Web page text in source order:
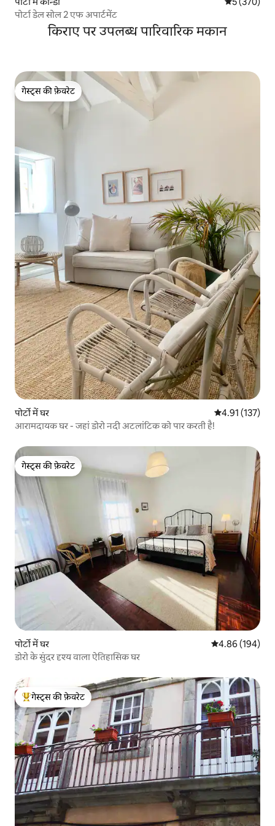
पोर्टा डेल सोल 2 एफ अपार्टमेंट
किराए पर उपलब्ध पारिवारिक मकान
गेस्ट्स की फ़ेवरेट
गेस्ट्स की फ़ेवरेट
पोर्टो में घर औसत रेटिंग 5 में से
4.91 (137)
आरामदायक घर - जहां डोरो नदी अटलांटिक को पार करती है!
गेस्ट्स की फ़ेवरेट
गेस्ट्स की फ़ेवरेट
पोर्टो में घर औसत रेटिंग 5 में से
4.86 (194)
डोरो के सुंदर दृश्य वाला ऐतिहासिक घर
गेस्ट्स का टॉप फ़ेवरेट
गेस्ट्स की फ़ेवरेट